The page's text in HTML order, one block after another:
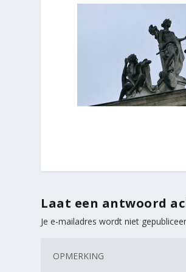
Laat een antwoord
Je e-mailadres wordt niet